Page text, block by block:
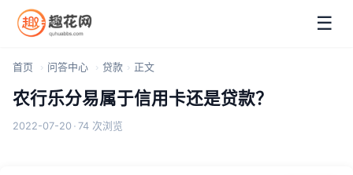
☰
首页 问答中心 贷款 正文
农行乐分易属于信用卡还是贷款？
2022-07-20 · 74 次浏览